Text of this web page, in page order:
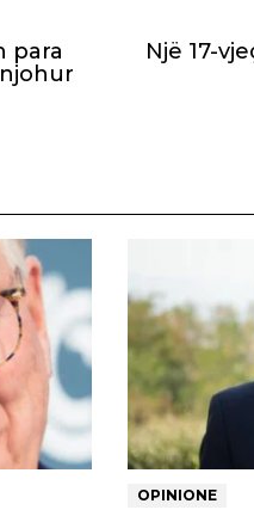
para
Një 17-
OPINIONE